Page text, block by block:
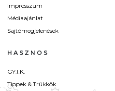
Impresszum
Médiaajánlat
Sajtómegjelenések
HASZNOS
GY.I.K.
Tippek & Trükkök